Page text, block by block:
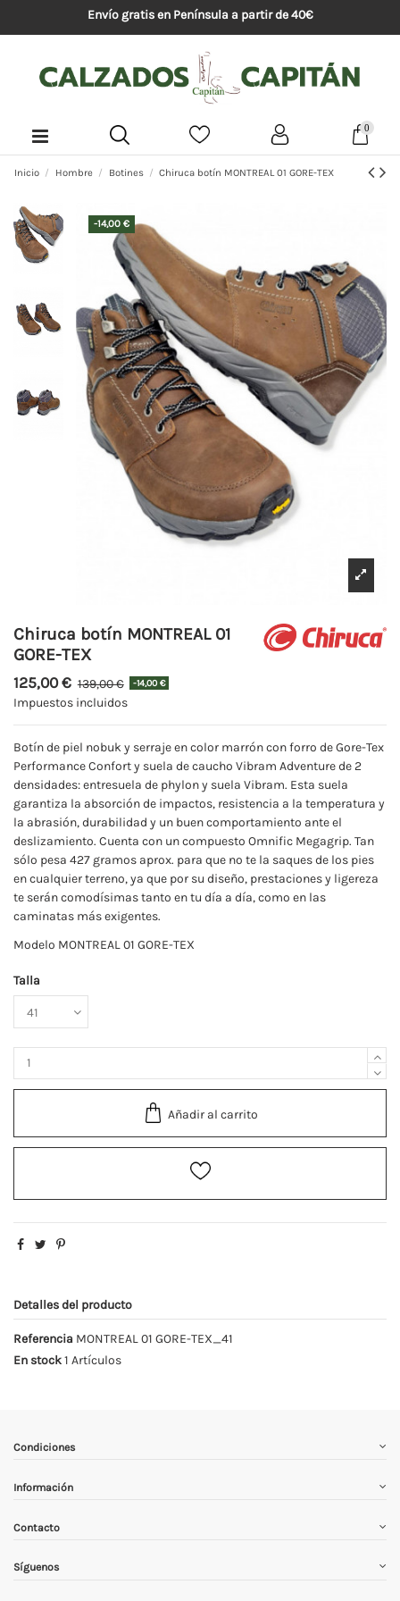
Envío gratis en Península a partir de 40€
0
Inicio Hombre Botines Chiruca botín MONTREAL 01 GORE-TEX
-14,00 €
Chiruca botín MONTREAL 01
GORE-TEX
125,00 € 139,00 € -14,00 €
Impuestos incluidos
Botín de piel nobuk y serraje en color marrón con forro de Gore-Tex
Performance Confort y suela de caucho Vibram Adventure de 2
densidades: entresuela de phylon y suela Vibram. Esta suela
garantiza la absorción de impactos, resistencia a la temperatura y
la abrasión, durabilidad y un buen comportamiento ante el
deslizamiento. Cuenta con un compuesto Omnific Megagrip. Tan
sólo pesa 427 gramos aprox. para que no te la saques de los pies
en cualquier terreno, ya que por su diseño, prestaciones y ligereza
te serán comodísimas tanto en tu día a día, como en las
caminatas más exigentes.
Modelo MONTREAL 01 GORE-TEX
Talla
Añadir al carrito
Detalles del producto
Referencia MONTREAL 01 GORE-TEX_41
En stock1 Artículos
Condiciones
Información
Contacto
Síguenos